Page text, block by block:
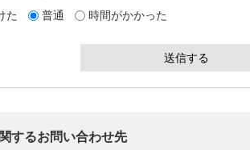
た
普通 時間がかかった
するお問い合わせ先